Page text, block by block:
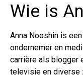
Wie is
Anna Nooshin is
ondernemer en
carrière als blogger
televisie en diverse